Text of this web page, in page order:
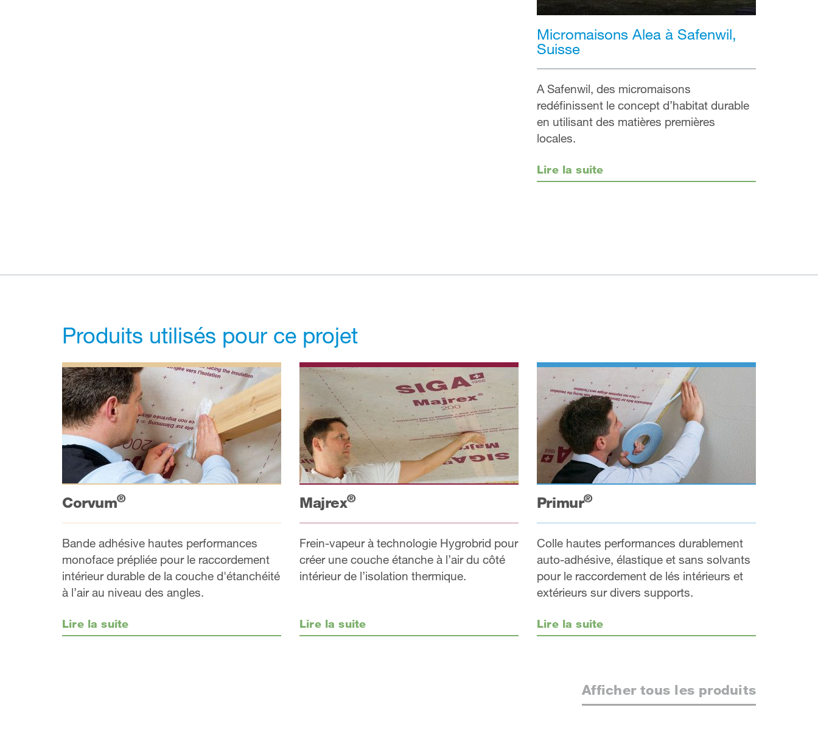
Micromaisons Alea à Safenwil,
Suisse
A Safenwil, des micromaisons
redéfinissent le concept d’habitat durable
en utilisant des matières premières
locales.
Lire la suite
Produits utilisés pour ce projet
Corvum®
Bande adhésive hautes performances
monoface prépliée pour le raccordement
intérieur durable de la couche d'étanchéité
à l’air au niveau des angles.
Lire la suite
Majrex®
Frein-vapeur à technologie Hygrobrid pour
créer une couche étanche à l’air du côté
intérieur de l’isolation thermique.
Lire la suite
Primur®
Colle hautes performances durablement
auto-adhésive, élastique et sans solvants
pour le raccordement de lés intérieurs et
extérieurs sur divers supports.
Lire la suite
Afficher tous les produits